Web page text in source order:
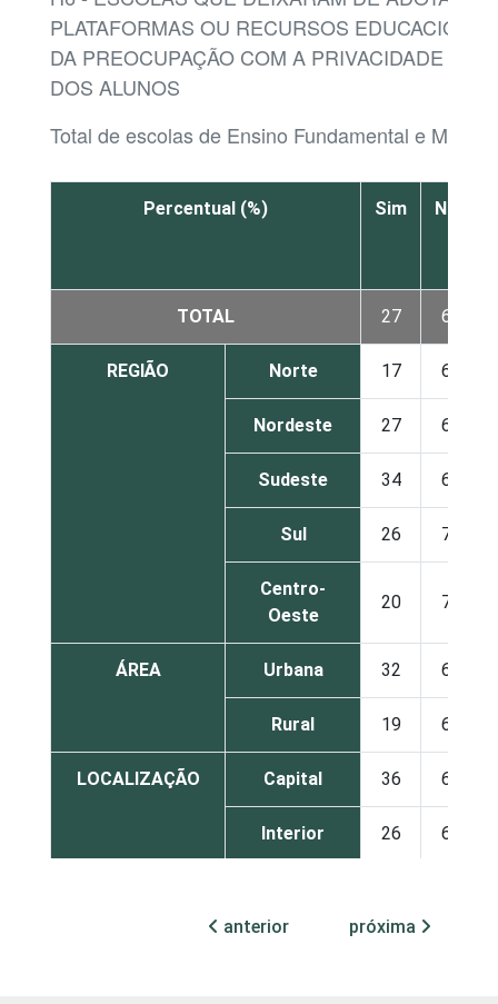
PLATAFORMAS OU RECURSOS
DA PREOCUPAÇÃO COM A PRIVACIDADE E A
DOS ALUNOS
Total de escolas de Ensino Fundamental e Médio
Percentual (%) Sim
Não
TOTAL 27 65
REGIÃO Norte 17 64
Nordeste 27 63
Sudeste 34 63
Sul 26 70
Centro-
Oeste
20 79
ÁREA Urbana 32 67
Rural 19 62
LOCALIZAÇÃO Capital 36 63
Interior 26 65
anterior próxima